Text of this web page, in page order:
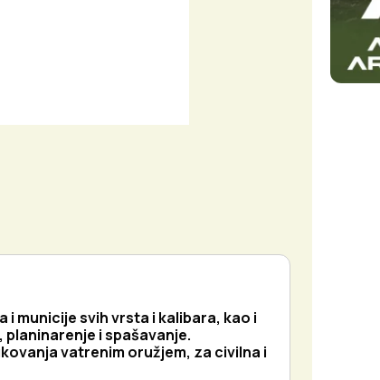
i municije svih vrsta i kalibara, kao i
i spašavanje.
vatrenim oružjem, za civilna i